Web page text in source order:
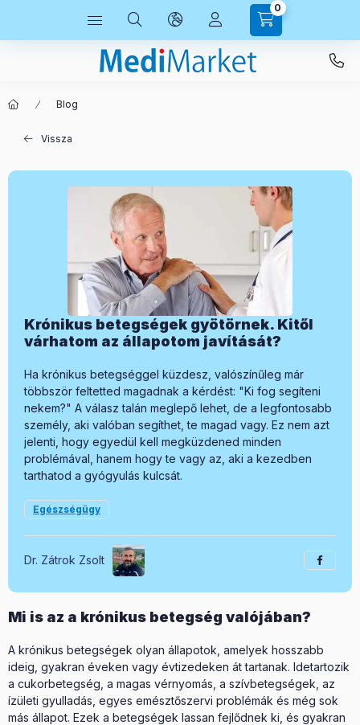
0
Blog
Vissza
Krónikus betegségek gyötörnek. Kitől
várhatom az állapotom javítását?
Ha krónikus betegséggel küzdesz, valószínűleg már
többször feltetted magadnak a kérdést: "Ki fog segíteni
nekem?" A válasz talán meglepő lehet, de a legfontosabb
személy, aki valóban segíthet, te magad vagy. Ez nem azt
jelenti, hogy egyedül kell megküzdened minden
problémával, hanem hogy te vagy az, aki a kezedben
tarthatod a gyógyulás kulcsát.
Egészségügy
Dr. Zátrok Zsolt
Mi is az a krónikus betegség valójában?
A krónikus betegségek olyan állapotok, amelyek hosszabb
ideig, gyakran éveken vagy évtizedeken át tartanak. Idetartozik
a cukorbetegség, a magas vérnyomás, a szívbetegségek, az
ízületi gyulladás, egyes emésztőszervi problémák és még sok
más állapot. Ezek a betegségek lassan fejlődnek ki, és gyakran